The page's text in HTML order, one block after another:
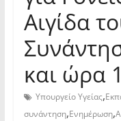
Αιγίδα
και ώρα
Υπουργείο Υγείας,
συνάντηση,Ενημέρωση,